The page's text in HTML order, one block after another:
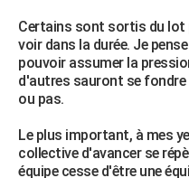
Bricolage
Lifestyle
Culture
Sport
Auto
Television
Voyage
Cinema
Certains sont sortis du lot
voir dans la durée. Je
pouvoir assumer la
d'autres sauront se
ou pas.
Le plus important, à mes
collective d'avancer se
équipe cesse d'être une